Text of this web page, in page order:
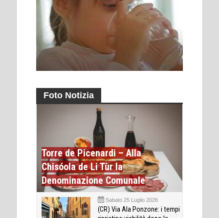
Foto Notizia
Torre de Picenardi – Alla
Chisóola de Li Tùr la
Denominazione Comunale
Sabato 25 Luglio 2026
(CR) Via Ala Ponzone: i tempi